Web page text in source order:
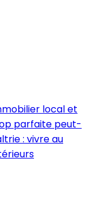
local et
parfaite peut-
: vivre au